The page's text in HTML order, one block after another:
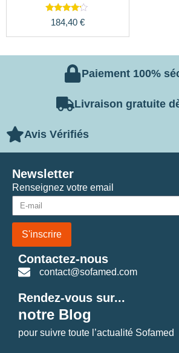
Note
4.00
sur 5
184,40 €
Paiement 100%
Livraison gratuite
Avis Vérifiés
Renseignez votre email
S'inscrire
Newsletter
Contactez-nous
contact@sofamed.com
Rendez-vous sur...
notre Blog
pour suivre toute l’actualité Sofamed